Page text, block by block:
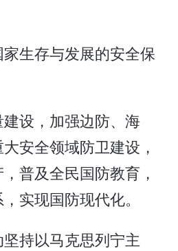
生存与发展的安全保
设，加强边防、海
安全领域防卫建设，
普及全民国防教育，
实现国防现代化。
持以马克思列宁主